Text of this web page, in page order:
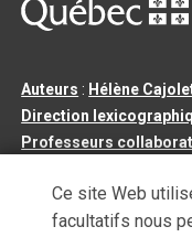
Auteurs : Hélène
Direction
Professeurs
Tous droits réservés©
Ce site Web
facultatifs nous